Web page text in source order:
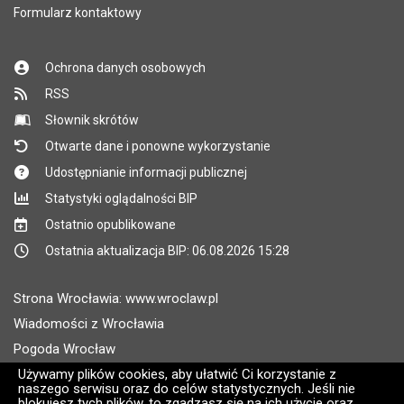
Używamy plików cookies, aby ułatwić Ci korzystanie z
naszego serwisu oraz do celów statystycznych. Jeśli nie
Formularz kontaktowy
Ochrona danych osobowych
RSS
Słownik skrótów
Otwarte dane i ponowne wykorzystanie
Udostępnianie informacji publicznej
Statystyki oglądalności BIP
Ostatnio opublikowane
Ostatnia aktualizacja BIP: 06.08.2026 15:28
Strona Wrocławia: www.wroclaw.pl
Wiadomości z Wrocławia
Pogoda Wrocław
Rozkłady jazdy MPK Wrocław
Administratorem wroclaw.pl jest: ARAW